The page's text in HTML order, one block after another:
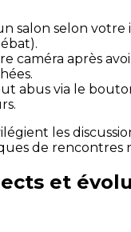
salon selon
caméra après
abus via le
les
de rencontres
et